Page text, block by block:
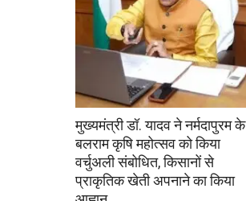
मुख्यमंत्री डॉ. यादव ने नर्मदापुरम के
बलराम कृषि महोत्सव को किया
वर्चुअली संबोधित, किसानों से
प्राकृतिक खेती अपनाने का किया